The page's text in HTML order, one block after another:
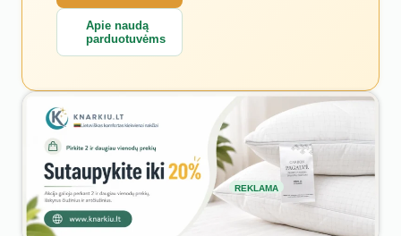
Apie naudą
parduotuvėms
REKLAMA